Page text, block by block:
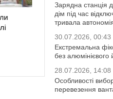
Зарядна станція
дім під час
тривала
30.07.2026, 00:43
Екстремальна
без алюмінієвого
28.07.2026, 14:08
Особливості
перевезення